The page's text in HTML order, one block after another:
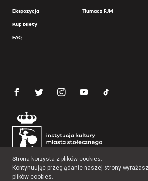
Ekspozycja
Kup bilety
FAQ
Tłumacz PJM
Strona korzysta z plików cookies.
Kontynuując przeglądanie naszej strony
plików cookies.